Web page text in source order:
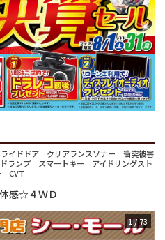
ドドア クリアランスソナー 衝突被害
ランプ スマートキー アイドリングスト
CVT
感☆４ＷＤ
1/73